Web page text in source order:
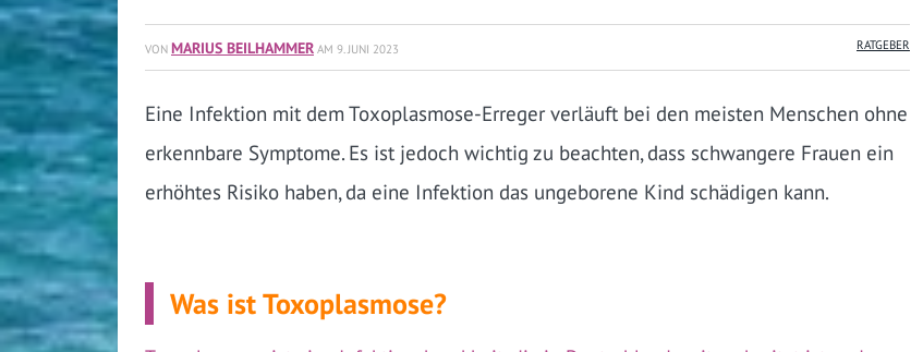
VON MARIUS BEILHAMMER AM 9. JUNI 2023 RATGEBER
Eine Infektion mit dem Toxoplasmose-Erreger verläuft bei den meisten Menschen ohne
erkennbare Symptome. Es ist jedoch wichtig zu beachten, dass schwangere Frauen ein
erhöhtes Risiko haben, da eine Infektion das ungeborene Kind schädigen kann.
Was ist Toxoplasmose?